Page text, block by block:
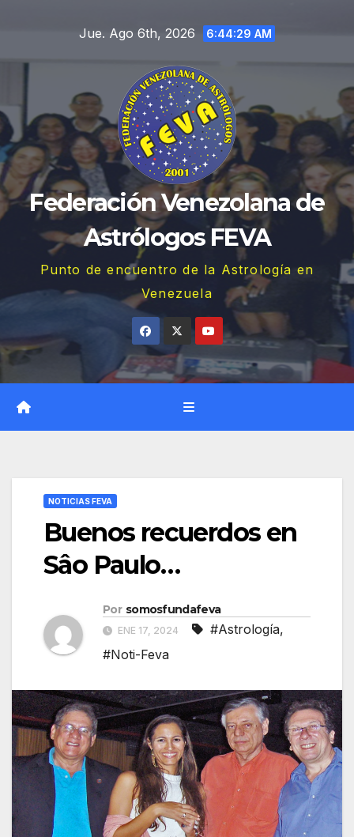
contenido
Jue. Ago 6th, 2026 6:44:30 AM
Federación Venezolana de
Astrólogos FEVA
Punto de encuentro de la Astrología en
Venezuela
NOTICIAS FEVA
Buenos recuerdos en
Sâo Paulo…
Por somosfundafeva
ENE 17, 2024 #Astrología,
#Noti-Feva